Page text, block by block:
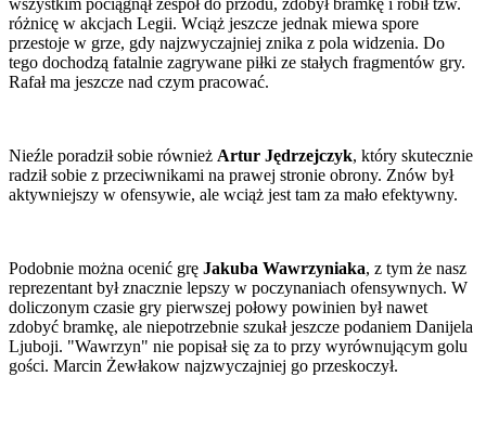
różnicę w akcjach Legii. Wciąż jeszcze jednak miewa spore
przestoje w grze, gdy najzwyczajniej znika z pola widzenia. Do
tego dochodzą fatalnie zagrywane piłki ze stałych fragmentów gry.
Rafał ma jeszcze nad czym pracować.
Nieźle poradził sobie również Artur Jędrzejczyk, który skutecznie
radził sobie z przeciwnikami na prawej stronie obrony. Znów był
aktywniejszy w ofensywie, ale wciąż jest tam za mało efektywny.
Podobnie można ocenić grę Jakuba Wawrzyniaka, z tym że nasz
reprezentant był znacznie lepszy w poczynaniach ofensywnych. W
doliczonym czasie gry pierwszej połowy powinien był nawet
zdobyć bramkę, ale niepotrzebnie szukał jeszcze podaniem Danijela
Ljuboji. "Wawrzyn" nie popisał się za to przy wyrównującym golu
gości. Marcin Żewłakow najzwyczajniej go przeskoczył.